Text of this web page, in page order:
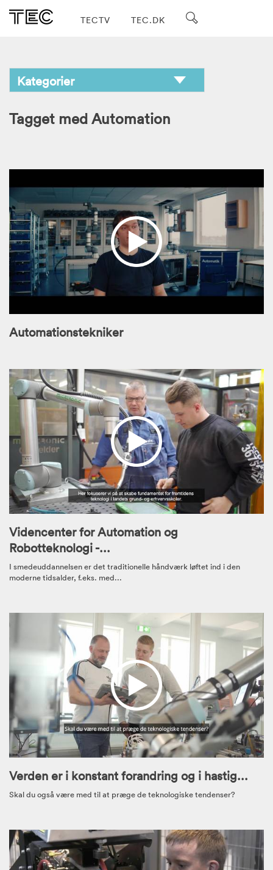
TECTV TEC.DK
Tagget med Automation
Automationstekniker
Videncenter for Automation og
Robotteknologi -...
I smedeuddannelsen er det traditionelle håndværk løftet ind i den
moderne tidsalder, f.eks. med...
Verden er i konstant forandring og i hastig...
Skal du også være med til at præge de teknologiske tendenser?